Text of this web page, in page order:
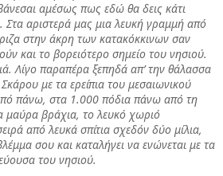
αμέσως πως εδώ θα δεις κάτι
αριστερά μας μια λευκή γραμμή από
στην άκρη των κατακόκκινων σαν
και το βορειότερο σημείο του νησιού.
Λίγο παραπέρα ξεπηδά απ’ την θάλασσα
με τα ερείπια του μεσαιωνικού
πάνω, στα 1.000 πόδια πάνω από τη
μαύρα βράχια, το λευκό χωριό
από λευκά σπίτια σχεδόν δύο μίλια,
σου και καταλήγει να ενώνεται με τα
του νησιού.